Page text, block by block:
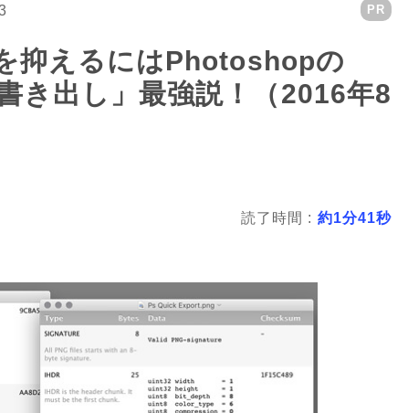
PR
抑えるにはPhotoshopの
き出し」最強説！（2016年8
読了時間 : 約1分41秒